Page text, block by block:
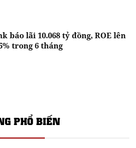
báo lãi 10.068 tỷ đồng, ROE lên
trong 6 tháng
PHỔ BIẾN